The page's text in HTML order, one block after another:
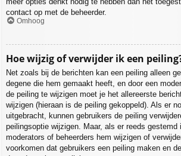
contact op met de beheerder.
Omhoog
Hoe wijzig of verwijder ik een
Net zoals bij de berichten kan een peiling alleen
degene die hem gemaakt heeft, en door een
de peiling te wijzigen moet je het allereerste
wijzigen (hieraan is de peiling gekoppeld). Als er
uitgebracht, kunnen gebruikers de peiling
peilingsoptie wijzigen. Maar, als er reeds gestemd
moderators of beheerders hem wijzigen of
voorkomen dat gebruikers een peiling maken en